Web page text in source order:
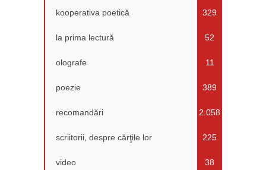
kooperativa poetică 329
la prima lectură 52
olografe 11
poezie 389
recomandări 2.058
scriitorii, despre cărţile lor 225
video 38